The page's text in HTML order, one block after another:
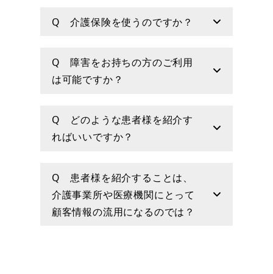
Q 介護保険を使うのですか？
Q 障害をお持ちの方のご利用
は可能ですか？
Q どのような患者様を紹介す
ればいいですか？
Q 患者様を紹介することは、
介護事業所や医療機関にとって
顧客情報の流用になるのでは？